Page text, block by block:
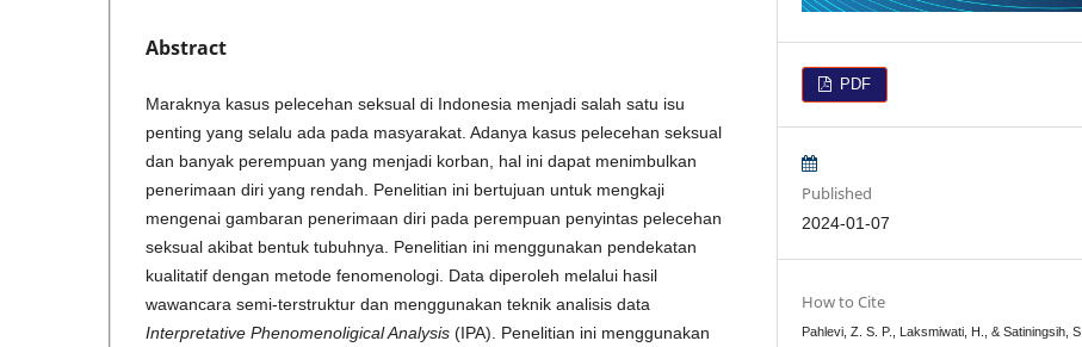
Abstract
Maraknya kasus pelecehan seksual di Indonesia menjadi salah satu isu
penting yang selalu ada pada masyarakat. Adanya kasus pelecehan seksual
dan banyak perempuan yang menjadi korban, hal ini dapat menimbulkan
penerimaan diri yang rendah. Penelitian ini bertujuan untuk mengkaji
mengenai gambaran penerimaan diri pada perempuan penyintas pelecehan
seksual akibat bentuk tubuhnya. Penelitian ini menggunakan pendekatan
kualitatif dengan metode fenomenologi. Data diperoleh melalui hasil
wawancara semi-terstruktur dan menggunakan teknik analisis data
Interpretative Phenomenoligical Analysis (IPA). Penelitian ini menggunakan
PDF
Published
2024-01-07
How to Cite
Pahlevi, Z. S. P., Laksmiwati, H., & Satiningsih, S.